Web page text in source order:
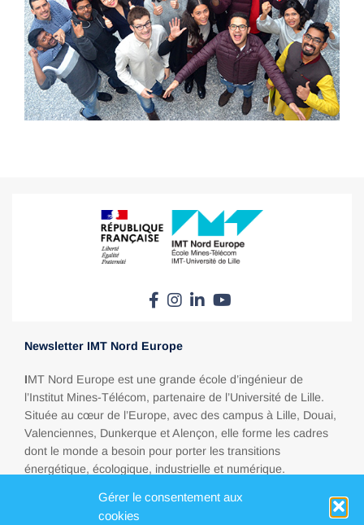
Gérer le consentement aux
cookies
Newsletter IMT Nord Europe
IMT Nord Europe est une grande école d’ingénieur de
l’Institut Mines-Télécom, partenaire de l’Université de Lille.
Située au cœur de l’Europe, avec des campus à Lille, Douai,
Valenciennes, Dunkerque et Alençon, elle forme les cadres
dont le monde a besoin pour porter les transitions
énergétique, écologique, industrielle et numérique.